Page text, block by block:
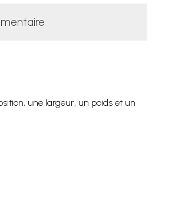
une largeur, un poids et un